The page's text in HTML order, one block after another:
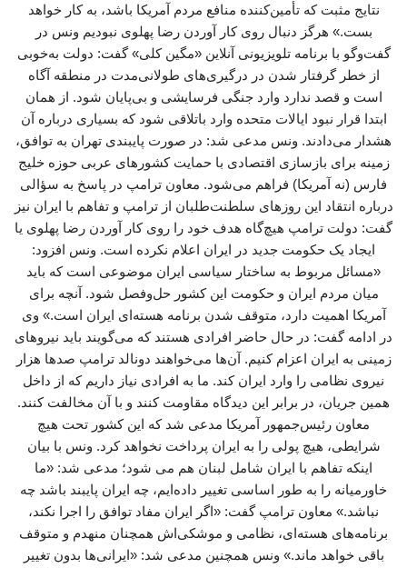
نتایج مثبت که تأمین‌کننده منافع مردم آمریکا باشد، به کار خواهد
بست.» هرگز دنبال روی کار آوردن رضا پهلوی نبودیم ونس در
گفت‌وگو با برنامه تلویزیونی آنلاین «مگین کلی» گفت: دولت به‌خوبی
از خطر گرفتار شدن در درگیری‌های طولانی‌مدت در منطقه آگاه
است و قصد ندارد وارد جنگی فرسایشی و بی‌پایان شود. از همان
ابتدا قرار نبود ایالات متحده وارد باتلاقی شود که بسیاری درباره آن
هشدار می‌دادند. ونس مدعی شد: در صورت پایبندی تهران به توافق،
زمینه برای بازسازی اقتصادی با حمایت کشورهای عربی حوزه خلیج
فارس (نه آمریکا) فراهم می‌شود. معاون ترامپ در پاسخ به سؤالی
درباره انتقاد این روزهای سلطنت‌طلبان از ترامپ و تفاهم با ایران نیز
گفت: دولت ترامپ هیچ‌گاه هدف خود را روی کار آوردن رضا پهلوی یا
ایجاد یک حکومت جدید در ایران اعلام نکرده است. ونس افزود:
«مسائل مربوط به ساختار سیاسی ایران موضوعی است که باید
میان مردم ایران و حکومت این کشور حل‌وفصل شود. آنچه برای
آمریکا اهمیت دارد، متوقف شدن برنامه هسته‌ای ایران است.» وی
در ادامه گفت: در حال حاضر افرادی هستند که می‌گویند باید نیروهای
زمینی به ایران اعزام کنیم. آن‌ها می‌خواهند دونالد ترامپ صدها هزار
نیروی نظامی را وارد ایران کند. ما به افرادی نیاز داریم که از داخل
همین جریان، در برابر این دیدگاه مقاومت کنند و با آن مخالفت کنند.
معاون رئیس‌جمهور آمریکا مدعی شد که این کشور تحت هیچ
شرایطی، هیچ پولی را به ایران پرداخت نخواهد کرد. ونس با بیان
اینکه تفاهم با ایران شامل لبنان هم می شود؛ مدعی شد: «ما
خاورمیانه را به طور اساسی تغییر داده‌ایم، چه ایران پایبند باشد چه
نباشد.» معاون ترامپ گفت: «اگر ایران مفاد توافق را اجرا نکند،
برنامه‌های هسته‌ای، نظامی و موشکی‌اش همچنان منهدم و متوقف
باقی خواهد ماند.» ونس همچنین مدعی شد: «ایرانی‌ها بدون تغییر